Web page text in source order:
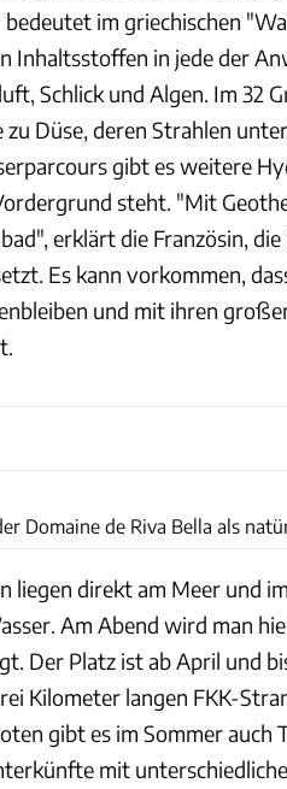
bedeutet im griechischen
Inhaltsstoffen in jede der
Schlick und Algen. Im 32
Düse, deren Strahlen
gibt es weitere
steht. "Mit
erklärt die Französin,
Es kann vorkommen,
und mit ihren
Domaine de Riva Bella als
liegen direkt am Meer und
Am Abend wird man
Der Platz ist ab April und
Kilometer langen FKK-
gibt es im Sommer auch
mit